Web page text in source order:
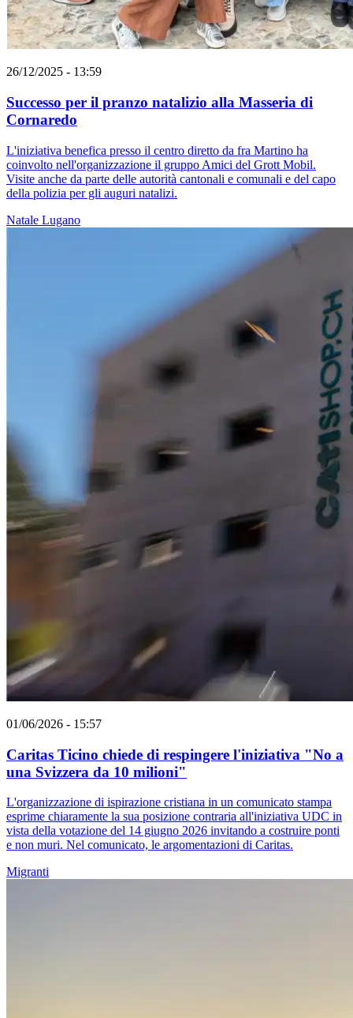
26/12/2025 - 13:59
Successo per il pranzo natalizio alla Masseria di
Cornaredo
L'iniziativa benefica presso il centro diretto da fra Martino ha
coinvolto nell'organizzazione il gruppo Amici del Grott Mobil.
Visite anche da parte delle autorità cantonali e comunali e del capo
della polizia per gli auguri natalizi.
Natale Lugano
01/06/2026 - 15:57
Caritas Ticino chiede di respingere l'iniziativa "No a
una Svizzera da 10 milioni"
L'organizzazione di ispirazione cristiana in un comunicato stampa
esprime chiaramente la sua posizione contraria all'iniziativa UDC in
vista della votazione del 14 giugno 2026 invitando a costruire ponti
e non muri. Nel comunicato, le argomentazioni di Caritas.
Migranti